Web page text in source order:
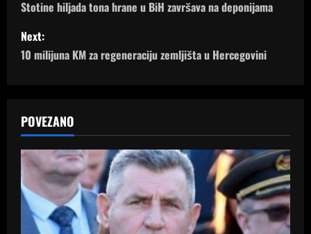
o
s
t
a
v
i
g
Stotine hiljada tona hrane u BiH završava na deponijama
Next:
10 milijuna KM za regeneraciju zemljišta u Hercegovini
POVEZANO